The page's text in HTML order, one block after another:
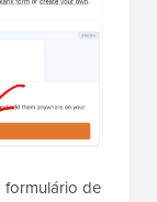
formulário de